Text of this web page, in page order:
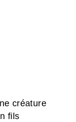
créature
fils